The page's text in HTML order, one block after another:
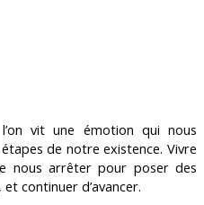
vit une émotion qui nous
de notre existence. Vivre
nous arrêter pour poser des
continuer d’avancer.